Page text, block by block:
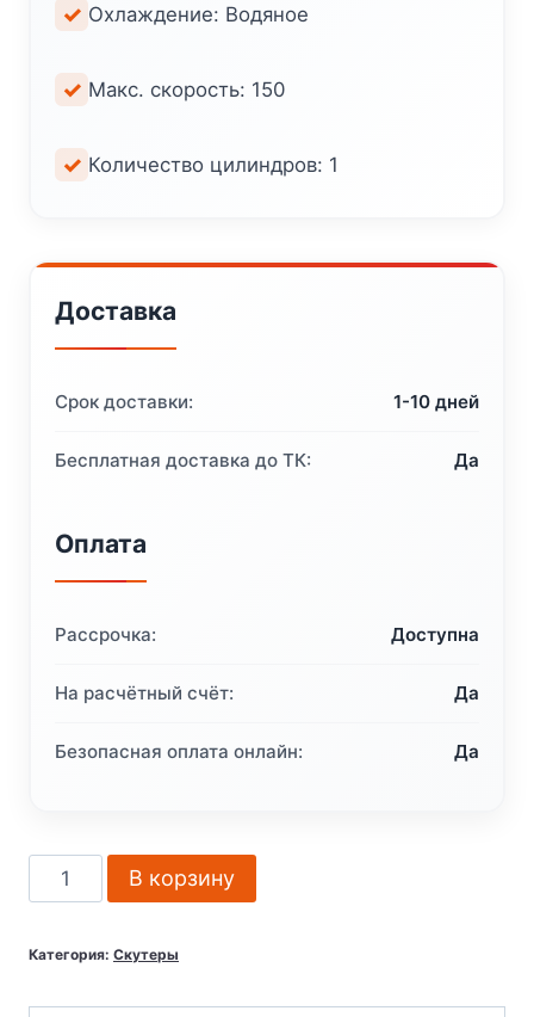
Охлаждение: Водяное
Макс. скорость: 150
Количество цилиндров: 1
Доставка
Срок доставки: 1-10 дней
Бесплатная доставка до ТК: Да
Оплата
Рассрочка: Доступна
На расчётный счёт: Да
Безопасная оплата онлайн: Да
Количество
товара
VENTO
В корзину
Категория: Скутеры